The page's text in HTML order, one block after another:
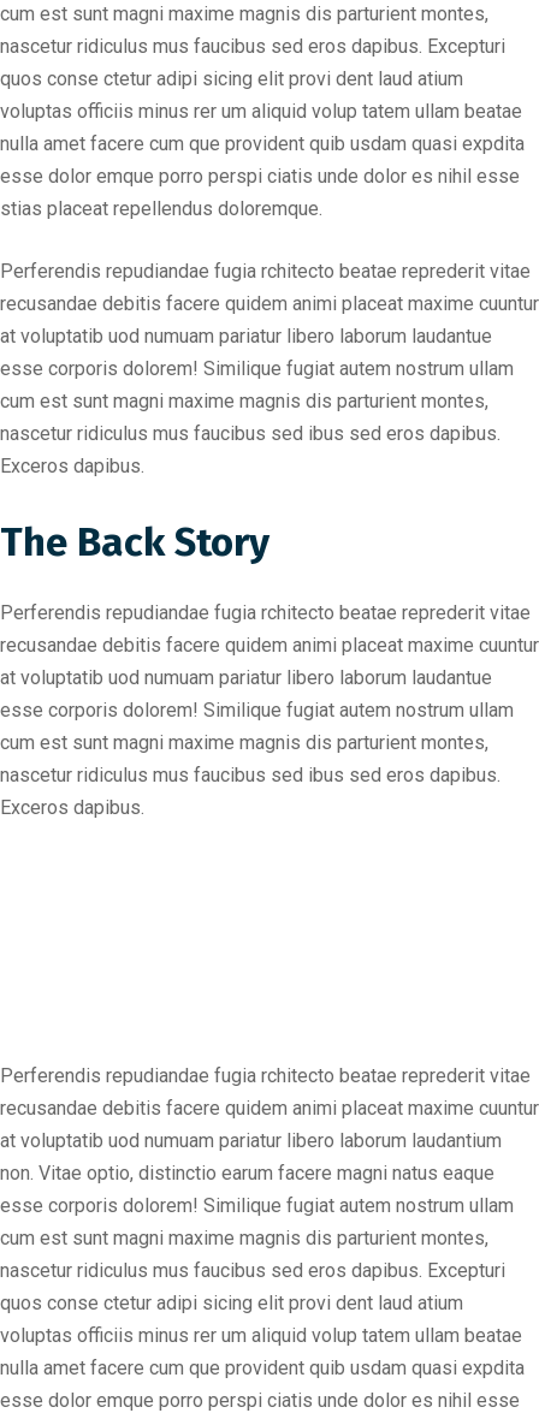
cum est sunt magni maxime magnis dis parturient montes,
nascetur ridiculus mus faucibus sed eros dapibus. Excepturi
quos conse ctetur adipi sicing elit provi dent laud atium
voluptas officiis minus rer um aliquid volup tatem ullam beatae
nulla amet facere cum que provident quib usdam quasi expdita
esse dolor emque porro perspi ciatis unde dolor es nihil esse
stias placeat repellendus doloremque.
Perferendis repudiandae fugia rchitecto beatae reprederit vitae
recusandae debitis facere quidem animi placeat maxime cuuntur
at voluptatib uod numuam pariatur libero laborum laudantue
esse corporis dolorem! Similique fugiat autem nostrum ullam
cum est sunt magni maxime magnis dis parturient montes,
nascetur ridiculus mus faucibus sed ibus sed eros dapibus.
Exceros dapibus.
The Back Story
Perferendis repudiandae fugia rchitecto beatae reprederit vitae
recusandae debitis facere quidem animi placeat maxime cuuntur
at voluptatib uod numuam pariatur libero laborum laudantue
esse corporis dolorem! Similique fugiat autem nostrum ullam
cum est sunt magni maxime magnis dis parturient montes,
nascetur ridiculus mus faucibus sed ibus sed eros dapibus.
Exceros dapibus.
Perferendis repudiandae fugia rchitecto beatae reprederit vitae
recusandae debitis facere quidem animi placeat maxime cuuntur
at voluptatib uod numuam pariatur libero laborum laudantium
non. Vitae optio, distinctio earum facere magni natus eaque
esse corporis dolorem! Similique fugiat autem nostrum ullam
cum est sunt magni maxime magnis dis parturient montes,
nascetur ridiculus mus faucibus sed eros dapibus. Excepturi
quos conse ctetur adipi sicing elit provi dent laud atium
voluptas officiis minus rer um aliquid volup tatem ullam beatae
nulla amet facere cum que provident quib usdam quasi expdita
esse dolor emque porro perspi ciatis unde dolor es nihil esse